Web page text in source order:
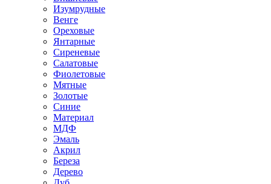
Изумрудные
Венге
Ореховые
Янтарные
Сиреневые
Салатовые
Фиолетовые
Мятные
Золотые
Синие
Материал
МДФ
Эмаль
Акрил
Береза
Дерево